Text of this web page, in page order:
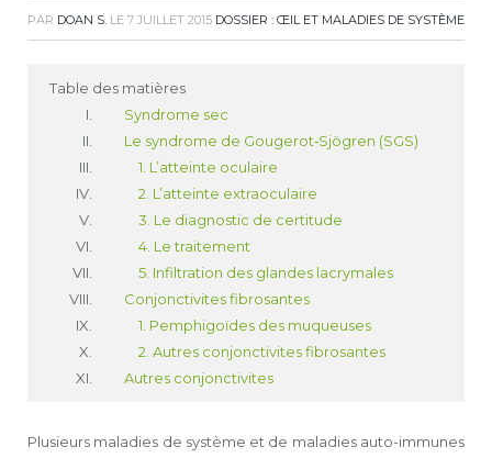
PAR DOAN S. LE 7 JUILLET 2015 DOSSIER : ŒIL ET MALADIES DE SYSTÈME
Table des matières
Syndrome sec
Le syndrome de Gougerot‑Sjögren (SGS)
1. L’atteinte oculaire
2. L’atteinte extraoculaire
3. Le diagnostic de certitude
4. Le traitement
5. Infiltration des glandes lacrymales
Conjonctivites fibrosantes
1. Pemphigoïdes des muqueuses
2. Autres conjonctivites fibrosantes
Autres conjonctivites
Plusieurs maladies de système et de maladies auto-immunes